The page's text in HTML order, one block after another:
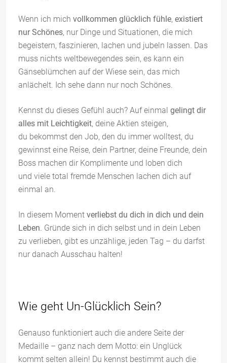
Wenn ich mich vollkommen glücklich fühle, existiert
nur Schönes, nur Dinge und Situationen, die mich
begeistern, faszinieren, lachen und jubeln lassen. Das
muss nichts weltbewegendes sein, es kann ein
Gänseblümchen auf der Wiese sein, das mich
anlächelt. Ich sehe dann nur noch Schönes.
Kennst du dieses Gefühl auch? Auf einmal gelingt dir
alles mit Leichtigkeit, deine Aktien steigen,
du bekommst den Job, den du immer wolltest, du
gewinnst eine Reise, dein Partner, deine Freunde, dein
Boss machen dir Komplimente und loben dich
und viele total fremde Menschen lachen dich auf
einmal an.
In diesem Moment verliebst du dich in dich und dein
Leben. Gründe sich in dich selbst und in dein Leben
zu verlieben, gibt es unzählige, jeden Tag – du darfst
nur danach Ausschau halten!
Wie geht Un-Glücklich Sein?
Genauso funktioniert auch die andere Seite der
Medaille – ganz nach dem Motto: ein Unglück
kommt selten allein! Du kennst bestimmt auch die